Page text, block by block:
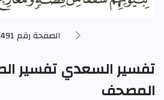
الصفحة رقم 491
المصحف